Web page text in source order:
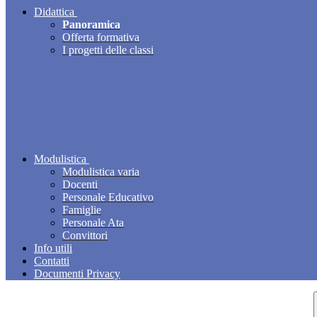
Didattica
Panoramica
Offerta formativa
I progetti delle classi
Modulistica
Modulistica varia
Docenti
Personale Educativo
Famiglie
Personale Ata
Convittori
Info utili
Contatti
Documenti Privacy